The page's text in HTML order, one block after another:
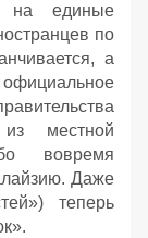
на единые
по
а
местной
вовремя
Даже
теперь